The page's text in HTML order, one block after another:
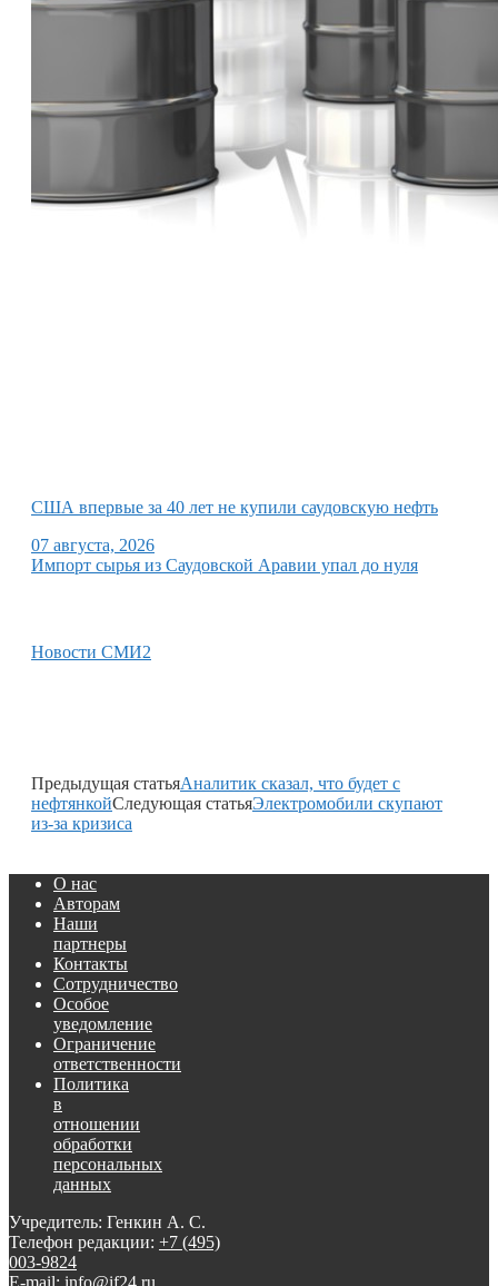
США впервые за 40 лет не купили саудовскую нефть
07 августа, 2026
Импорт сырья из Саудовской Аравии упал до нуля
Новости СМИ2
Предыдущая статьяАналитик сказал, что будет с
нефтянкойСледующая статьяЭлектромобили скупают
из-за кризиса
О нас
Авторам
Наши
партнеры
Контакты
Сотрудничество
Особое
уведомление
Ограничение
ответственности
Политика
в
отношении
обработки
персональных
данных
Учредитель: Генкин А. С.
Телефон редакции: +7 (495)
003-9824
E-mail: info@if24.ru